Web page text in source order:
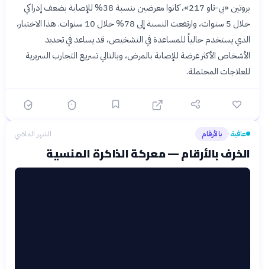
بروتين «بي-تاو 217»، كانوا معرضين بنسبة 38% للإصابة بضعف إدراكي
خلال 5 سنوات، وارتفعت النسبة إلى 78% خلال 10 سنوات. هذا الاختبار،
الذي يستخدم حالياً للمساعدة في التشخيص، قد يساعد في تحديد
الأشخاص الأكثر عرضة للإصابة بالمرض، وبالتالي تسريع التجارب السريرية
للعلاجات المحتملة.
عافية› بالأرقام الشهر الماضي
الخرف بالأرقام — معركة الذاكرة المنسية